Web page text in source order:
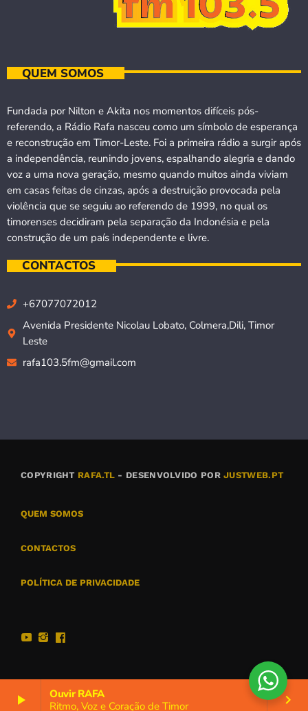
play_arrow
Ouvir RAFA
Ritmo, Voz e Coração de Timor
keyboard_arrow_right
QUEM SOMOS
Fundada por Nilton e Akita nos momentos difíceis pós-
referendo, a Rádio Rafa nasceu como um símbolo de esperança
e reconstrução em Timor-Leste. Foi a primeira rádio a surgir após
a independência, reunindo jovens, espalhando alegria e dando
voz a uma nova geração, mesmo quando muitos ainda viviam
em casas feitas de cinzas, após a destruição provocada pela
violência que se seguiu ao referendo de 1999, no qual os
timorenses decidiram pela separação da Indonésia e pela
construção de um país independente e livre.
CONTACTOS
+67077072012
Avenida Presidente Nicolau Lobato, Colmera,Dili, Timor
Leste
rafa103.5fm@gmail.com
COPYRIGHT RAFA.TL - DESENVOLVIDO PORJUSTWEB.PT
QUEM SOMOS
CONTACTOS
POLÍTICA DE PRIVACIDADE